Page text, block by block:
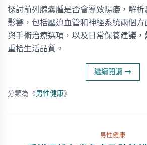
探討前列腺囊腫是否會導致陽痿，解
影響，包括壓迫血管和神經系統兩個
與手術治療選項，以及日常保養建議，
重拾生活品質。
繼續閱讀 →
分類為《男性健康》
男性健康